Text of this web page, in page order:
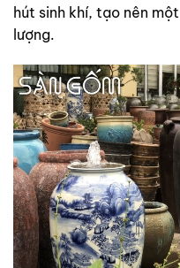
hút sinh khí, tạo nên
lượng.